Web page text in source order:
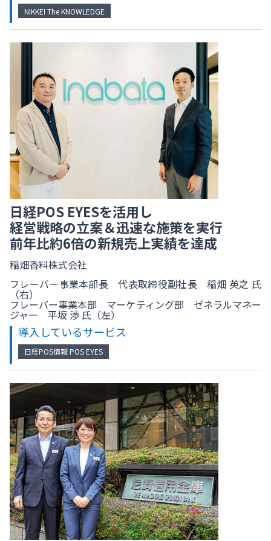
NIKKEI The KNOWLEDGE
日経POS EYESを活用し
経営戦略の立案＆迅速な施策を実行
前年比約6倍の新規売上実績を達成
稲畑香料株式会社
フレーバー事業本部長 代表取締役副社長 稲畑 英之 氏
（右）
フレーバー事業本部 マーケティング部 ゼネラルマネー
ジャー 平坂 渉 氏（左）
導入しているサービス
日経POS情報 POS EYES